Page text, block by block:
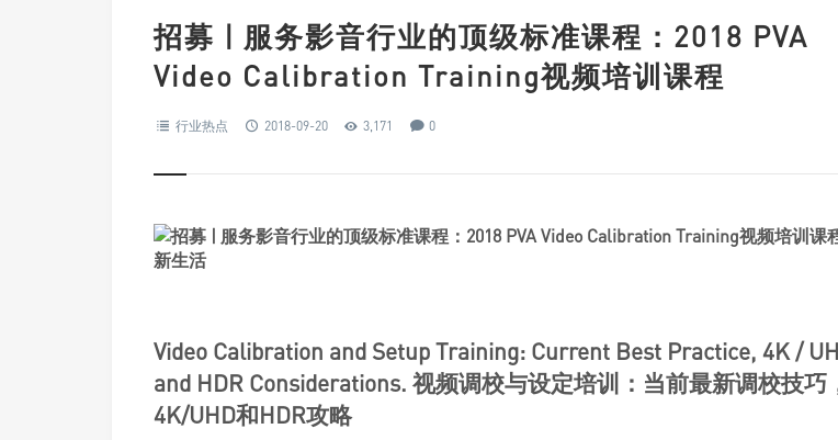
招募 | 服务影音行业的顶级标准课程：2018 PVA
Video Calibration Training视频培训课程
行业热点 2018-09-20 3,171 0
Video Calibration and Setup Training: Current Best Practice, 4K /
and HDR Considerations. 视频调校与设定培训：当前最新调校技巧
4K/UHD和HDR攻略